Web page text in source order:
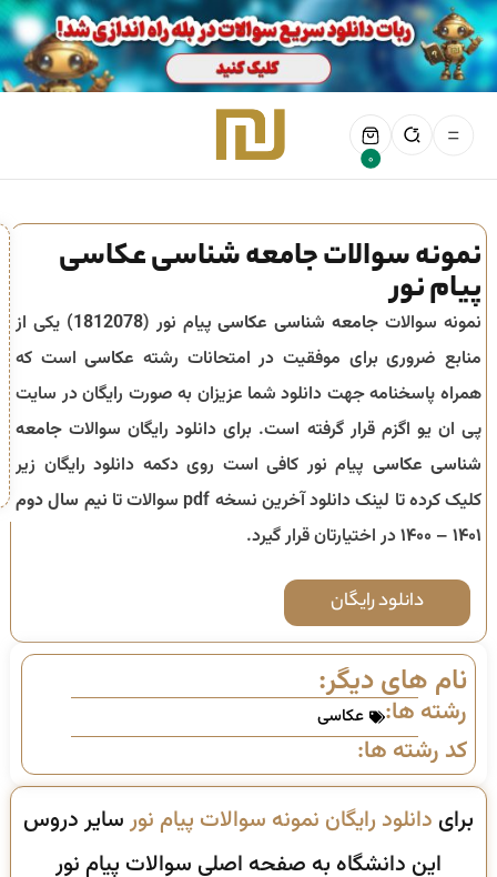
0
نمونه سوالات جامعه شناسی عکاسی
پیام نور
نمونه سوالات جامعه شناسی عکاسیپیام نور (1812078) یکی از
منابع ضروری برای موفقیت در امتحانات رشته عکاسیاست که
همراه پاسخنامه جهت دانلود شما عزیزان به صورت رایگان در سایت
پی ان یو اگزم قرار گرفته است. برای دانلود رایگان سوالات جامعه
شناسی عکاسی پیام نور کافی است روی دکمه دانلود رایگان زیر
کلیک کرده تا لینک دانلود آخرین نسخه pdf سوالات تا
نیم سال دوم
۱۴۰۱ – ۱۴۰۰
در اختیارتان قرار گیرد.
دانلود رایگان
نام های دیگر:
رشته ها: عکاسی
کد رشته ها:
برای دانلود رایگان نمونه سوالات پیام نورسایر دروس
این دانشگاه به صفحه اصلی سوالات پیام نور